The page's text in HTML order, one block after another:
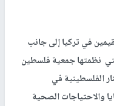
في تركيا إلى جانب
نظمتها جمعية فلسطين
الفلسطينية في
الصحية